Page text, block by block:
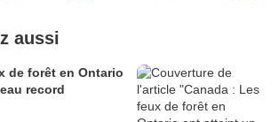
aussi
de forêt en Ontario
record